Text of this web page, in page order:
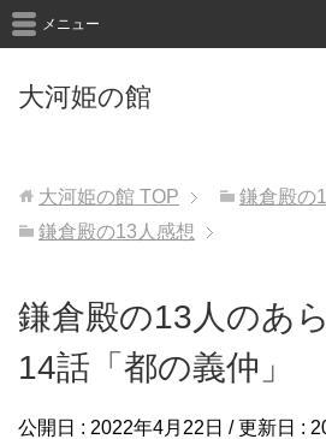
大河姫の館
メニュー
大河姫の館 TOP
鎌倉殿の
鎌倉殿の13人感想
鎌倉殿の13人のあ
14話「都の義仲」
公開日 : 2022年4月22日 / 更新日 :